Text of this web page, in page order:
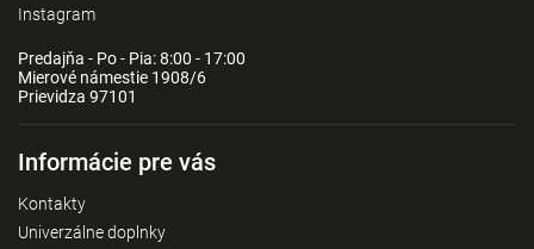
Instagram
Predajňa - Po - Pia: 8:00 - 17:00
Mierové námestie 1908/6
Prievidza 97101
Informácie pre vás
Kontakty
Univerzálne doplnky